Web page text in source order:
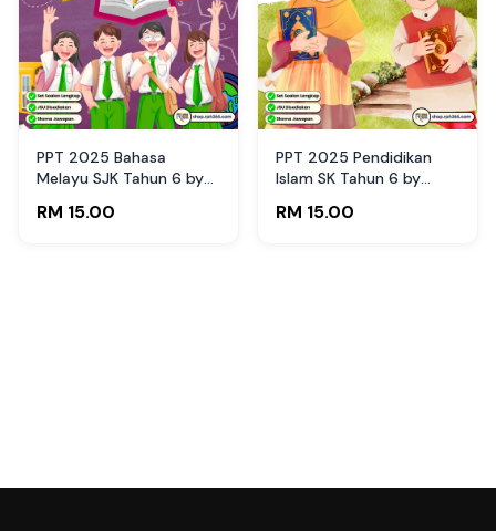
PPT 2025 Bahasa
Melayu SJK Tahun 6 by
RM 15.00
PPT 2025 Pendidikan
Islam SK Tahun 6 by
RM 15.00